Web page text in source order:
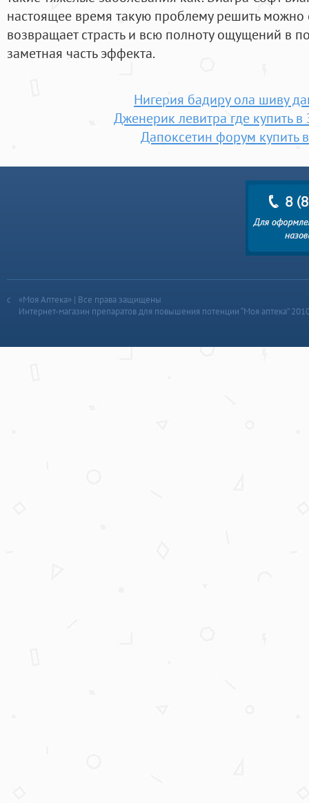
настоящее время такую проблему решить можно
возвращает страсть и всю полноту ощущений в
заметная часть эффекта.
Нигерия бадиру ола шиву
Дженерик левитра где купить в
Дапоксетин форум купить
«Моя Аптека» | Все права защищены
Интернет-магазин препаратов для повышения потенции “Моя аптека”